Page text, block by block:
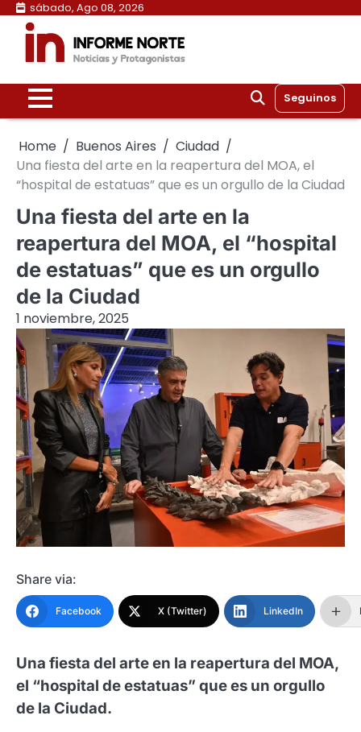
Skip
content
sábado, Ago 08, 2026
Seguinos
Home Buenos Aires
Ciudad
Una fiesta del arte en la reapertura del MOA, el
“hospital de estatuas” que es un orgullo de la Ciudad
Una fiesta del arte en la
reapertura del MOA, el “hospital
de estatuas” que es un orgullo
de la Ciudad
1 noviembre, 2025
Share via:
Facebook X (Twitter) LinkedIn
Una fiesta del arte en la reapertura del MOA,
el “hospital de estatuas” que es un orgullo
de la Ciudad.